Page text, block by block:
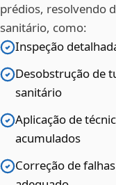
prédios, resolvendo
sanitário, como:
Inspeção
Desobstrução de
sanitário
Aplicação de
acumulados
Correção de